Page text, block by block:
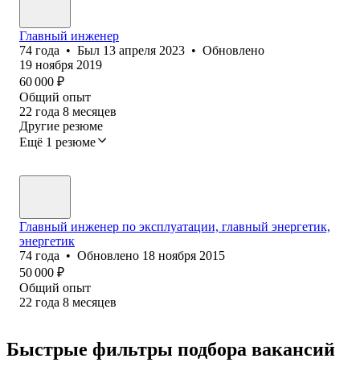
Главный инженер
74 года • Был 13 апреля 2023 • Обновлено
19 ноября 2019
60 000 ₽
Общий опыт
22 года 8 месяцев
Другие резюме
Ещё 1 резюме
Главный инженер по эксплуатации, главный энергетик,
энергетик
74 года • Обновлено 18 ноября 2015
50 000 ₽
Общий опыт
22 года 8 месяцев
Быстрые фильтры подбора вакансий